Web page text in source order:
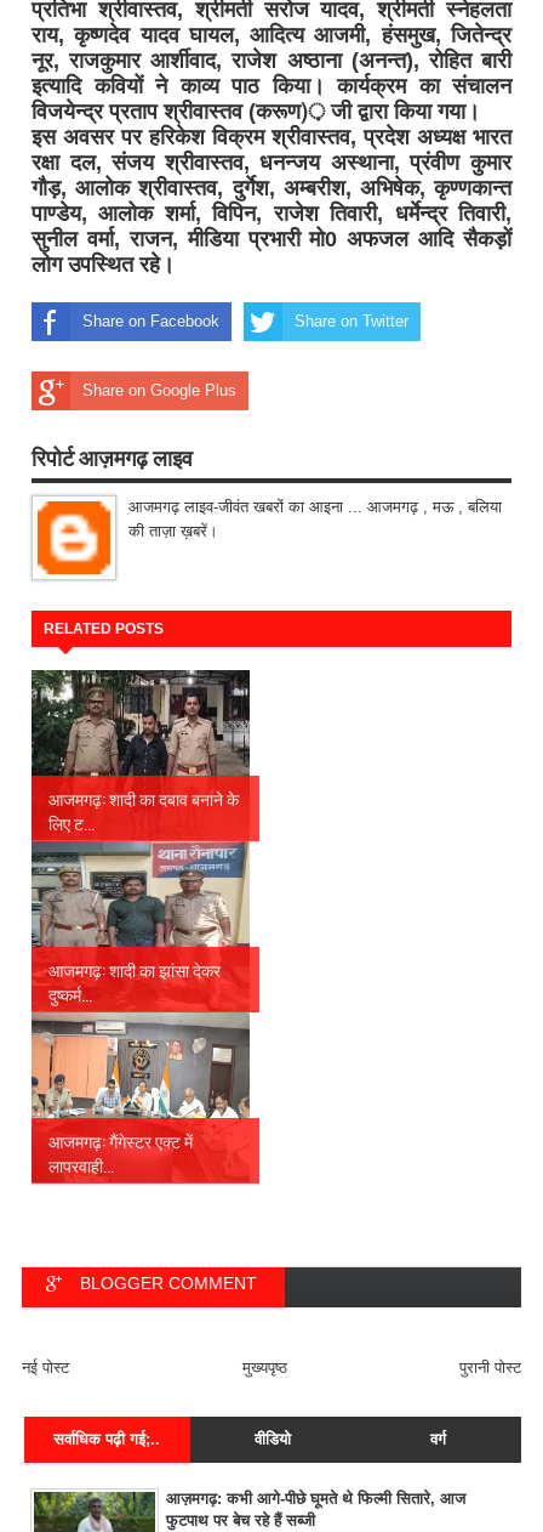
प्रतिभा श्रीवास्तव, श्रीमती सरोज यादव, श्रीमती स्नेहलता
राय, कृष्णदेव यादव घायल, आदित्य आजमी, हंसमुख, जितेन्द्र
नूर, राजकुमार आर्शीवाद, राजेश अष्ठाना (अनन्त), रोहित बारी
इत्यादि कवियों ने काव्य पाठ किया। कार्यक्रम का संचालन
विजयेन्द्र प्रताप श्रीवास्तव (करूण)़ जी द्वारा किया गया।
इस अवसर पर हरिकेश विक्रम श्रीवास्तव, प्रदेश अध्यक्ष भारत
रक्षा दल, संजय श्रीवास्तव, धनन्जय अस्थाना, प्रंवीण कुमार
गौड़, आलोक श्रीवास्तव, दुर्गेश, अम्बरीश, अभिषेक, कृण्णकान्त
पाण्डेय, आलोक शर्मा, विपिन, राजेश तिवारी, धर्मेन्द्र तिवारी,
सुनील वर्मा, राजन, मीडिया प्रभारी मो0 अफजल आदि सैकड़ों
लोग उपस्थित रहे।
Share on Facebook Share on Twitter
Share on Google Plus
रिपोर्ट आज़मगढ़ लाइव
आजमगढ़ लाइव-जीवंत खबरों का आइना ... आजमगढ़ , मऊ , बलिया
की ताज़ा ख़बरें।
RELATED POSTS
आजमगढ़: शादी का दबाव बनाने के
लिए ट...
आजमगढ़: शादी का झांसा देकर
दुष्कर्म...
आजमगढ़: गैंगेस्टर एक्ट में
लापरवाही...
BLOGGER COMMENT
नई पोस्ट पुरानी पोस्ट
मुख्यपृष्ठ
सर्वाधिक पढ़ी गई;.. वीडियो वर्ग
आज़मगढ़: कभी आगे-पीछे घूमते थे फिल्मी सितारे, आज
फुटपाथ पर बेच रहे हैं सब्जी